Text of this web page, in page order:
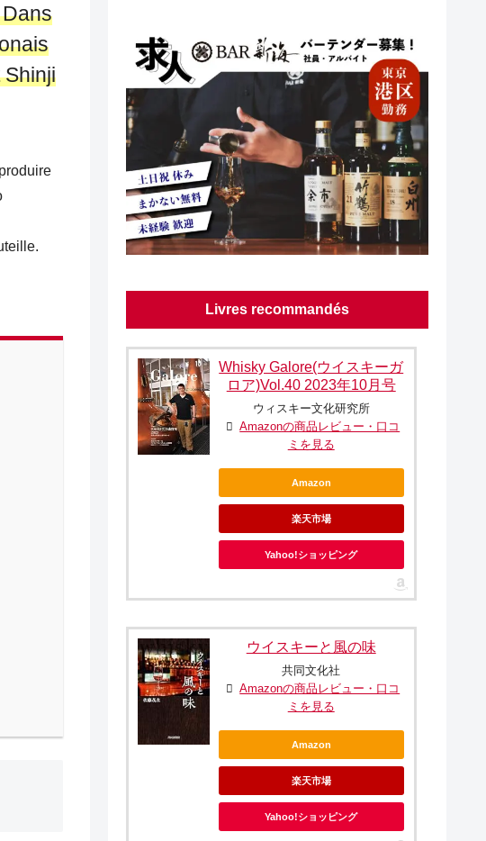
Shinji
Livres recommandés
Whisky Galore(ウイスキーガ
ロア)Vol.40 2023年10月号
ウィスキー文化研究所
Amazonの商品レビュー・口コ
ミを見る
Amazon
楽天市場
Yahoo!ショッピング
ウイスキーと風の味
共同文化社
Amazonの商品レビュー・口コ
ミを見る
Amazon
楽天市場
Yahoo!ショッピング